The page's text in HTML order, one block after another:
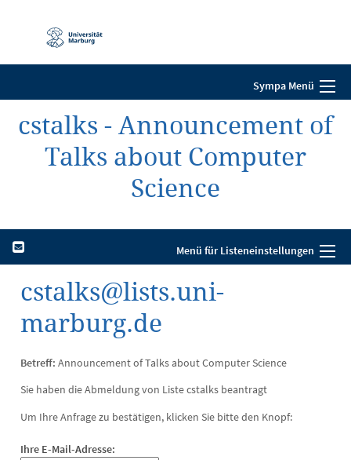
Navigation
Sympa Menü
cstalks - Announcement of
Talks about Computer
Science
Menü für Listeneinstellungen
cstalks@lists.uni-
marburg.de
Betreff: Announcement of Talks about Computer Science
Sie haben die Abmeldung von Liste cstalks beantragt
Um Ihre Anfrage zu bestätigen, klicken Sie bitte den Knopf:
Ihre E-Mail-Adresse: